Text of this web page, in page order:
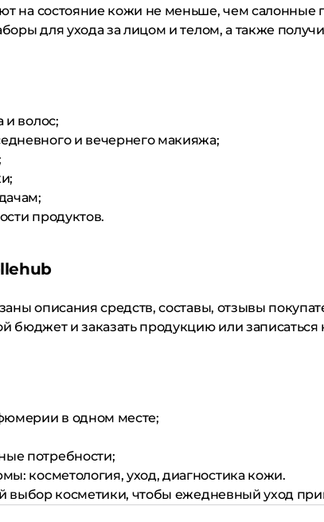
на состояние кожи не меньше, чем
для ухода за лицом и телом, а также
и волос;
и вечернего макияжа;
продуктов.
описания средств, составы, отзывы
бюджет и заказать продукцию или записаться
в одном месте;
потребности;
косметология, уход, диагностика кожи.
выбор косметики, чтобы ежедневный уход